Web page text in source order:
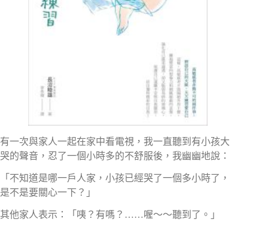
有一次與家人一起在家中看電視，我一直聽到有小孩大
哭的聲音，忍了一個小時多的不舒服後，我幽幽地說：
「不知道是哪一戶人家，小孩已經哭了一個多小時了，
是不是要關心一下？」
其他家人表示：「咦？有嗎？……喔～～聽到了。」